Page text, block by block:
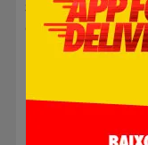
Salgadinho Cheetos
Crunchy Pimenta
Mexicana 120g